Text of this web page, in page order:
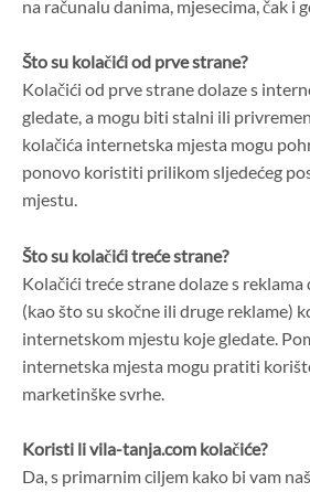
na računalu danima, mjesecima, čak i
Što su kolačići od prve strane?
Kolačići od prve strane dolaze s
gledate, a mogu biti stalni ili
kolačića internetska mjesta mogu
ponovo koristiti prilikom sljedećeg
mjestu.
Što su kolačići treće strane?
Kolačići treće strane dolaze s
(kao što su skočne ili druge reklame)
internetskom mjestu koje gledate.
internetska mjesta mogu pratiti
marketinške svrhe.
Koristi li vila-tanja.com kolačiće?
Da, s primarnim ciljem kako bi vam